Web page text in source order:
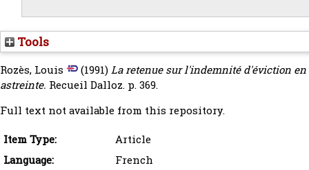
Tools
Rozès, Louis (1991)La retenue sur l'indemnité d'éviction
astreinte. Recueil Dalloz. p. 369.
Full text not available from this repository.
Item Type:
Article
Language:
French